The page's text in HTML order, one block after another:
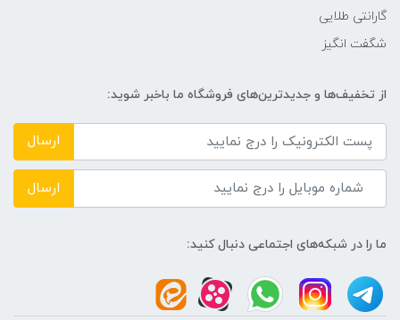
گارانتی طلایی
شگفت انگیز
از تخفیف‌ها و جدیدترین‌های فروشگاه ما باخبر شوید:
ارسال
ارسال
ما را در شبکه‌های اجتماعی دنبال کنید: